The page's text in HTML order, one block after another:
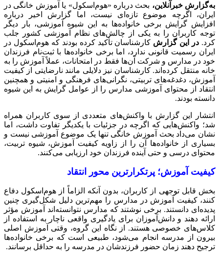
به‌گزارش خبرآنلاین، بحث درباره «هوم‌اسکول» یا آموزش خانگی در
ایران، اگرچه موضوع تازه‌ای نیست، اما گزارش اخیر درباره
افزایش گرایش برخی خانواده‌ها به این شیوه آموزشی، بار دیگر
توجه کاربران را به یکی از چالش‌های نظام آموزشی کشور جلب
کرد. در این گزارش کارشناسان تأکید کرده بودند که هوم‌اسکول در
ایران رسمیت قانونی ندارد، اما برخی خانواده‌ها با ثبت‌نام فرزندان
خود در مدارس و شرکت آن‌ها فقط در امتحانات، عملاً آموزش را به
خانه منتقل کرده‌اند. کارشناسان نیز دلایلی مانند نارضایتی از کیفیت
آموزش، دغدغه‌های تربیتی، نگرانی‌های فرهنگی و امنیتی و همچنین
انتقاد از محتوای آموزشی مدارس را از عوامل گرایش به این شیوه
دانسته بودند.
انتشار این گزارش با واکنش‌های متعددی از سوی کاربران همراه
شد؛ واکنش‌هایی که اگرچه در جزئیات با یکدیگر تفاوت داشت، اما
نشان می‌داد بحث آموزش خانگی تنها یک موضوع آموزشی نیست و
بسیاری از خانواده‌ها آن را از زاویه کیفیت آموزش، شیوه تربیت،
محتوای درسی و حتی آینده فرزندان خود ارزیابی می‌کنند.
کیفیت آموزش؛ پرتکرارترین محور انتقاد
بخش قابل توجهی از کاربران، بدون آنکه الزاماً از هوم‌اسکول دفاع
کنند، کیفیت آموزش در مدارس را مهم‌ترین دلیل شکل‌گیری چنین
پدیده‌ای دانستند. برخی نوشتند که مدارس نتوانسته‌اند آموزش مؤثر
ارائه دهند و دانش‌آموزان برای یادگیری واقعی ناچار به استفاده از
کلاس‌های خصوصی هستند. از نگاه این گروه، وقتی آموزش اصلی
بیرون از مدرسه انجام می‌شود، طبیعی است که برخی خانواده‌ها
ترجیح دهند زمان حضور فرزندشان در مدرسه را به حداقل برسانند.